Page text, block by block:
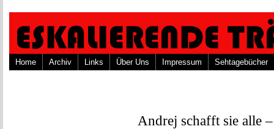
Home Archiv Links Über Uns Impressum Sehtagebücher
Andrej schafft sie alle